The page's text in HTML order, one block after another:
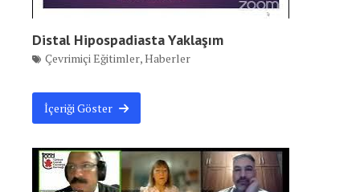
Distal Hipospadiasta Yaklaşım
Çevrimiçi Eğitimler,Haberler
İçeriği Göster